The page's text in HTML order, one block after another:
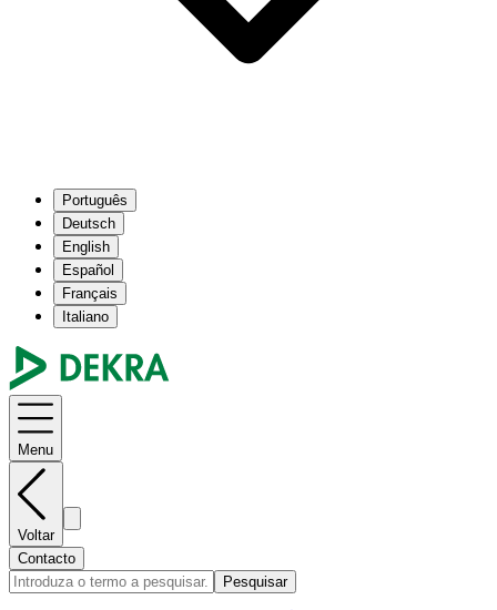
Português
Deutsch
English
Español
Français
Italiano
Menu
Voltar
Contacto
Pesquisar